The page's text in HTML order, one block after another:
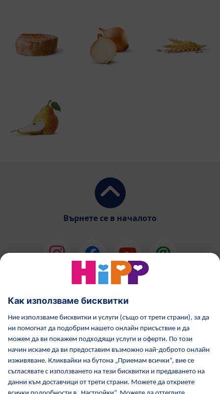
Върнете се в началото
Грижа за кожата от HiPP
HiPP по време бременност
Политика за поверителност
Общи условия
Отпечатване
Повече за HiPP Контакти